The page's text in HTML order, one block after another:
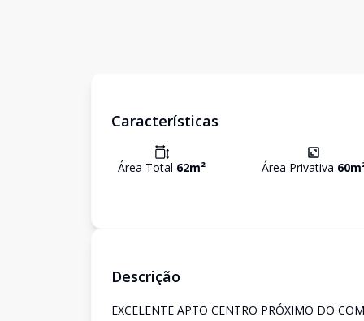
Características
Área Total 62m² Área Privativa 60
Descrição
EXCELENTE APTO CENTRO PRÓXIMO DO